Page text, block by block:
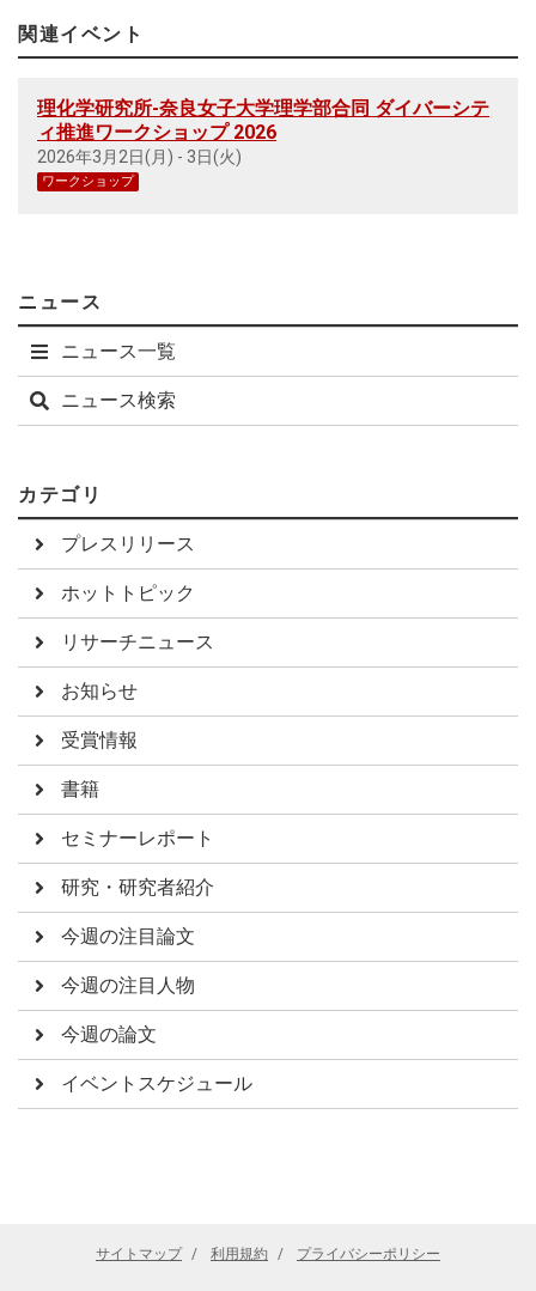
関連イベント
理化学研究所-奈良女子大学理学部合同 ダイバーシテ
ィ推進ワークショップ 2026
2026年3月2日(月) - 3日(火)
ワークショップ
ニュース
ニュース一覧
ニュース検索
カテゴリ
プレスリリース
ホットトピック
リサーチニュース
お知らせ
受賞情報
書籍
セミナーレポート
研究・研究者紹介
今週の注目論文
今週の注目人物
今週の論文
イベントスケジュール
サイトマップ 利用規約 プライバシーポリシー